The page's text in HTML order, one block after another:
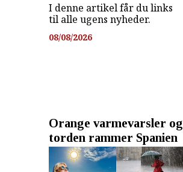
I denne artikel får du links
til alle ugens nyheder.
08/08/2026
Orange varmevarsler og
torden rammer Spanien